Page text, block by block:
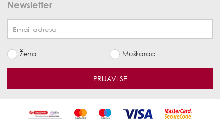
Newsletter
Žena Muškarac
PRIJAVI SE